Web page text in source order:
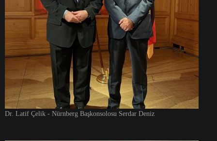
Dr. Latif Çelik - Nürnberg Başkonsolosu Serdar Deniz